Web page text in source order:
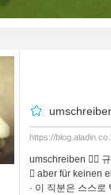
https://
umschreiben 󰂿󰃎
󰃚 aber für keinen
· 이 직분은 스스로